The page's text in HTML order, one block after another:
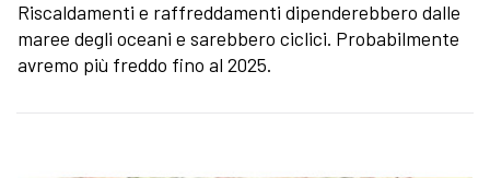
Riscaldamenti e raffreddamenti dipenderebbero dalle
maree degli oceani e sarebbero ciclici. Probabilmente
avremo più freddo fino al 2025.